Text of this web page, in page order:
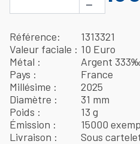
−
Référence
1313321
Valeur faciale
10 Euro
Métal
Argent
Pays
France
Millésime
2025
Diamètre
31 mm
Poids
13 g
Émission
15000
Livraison
Sous